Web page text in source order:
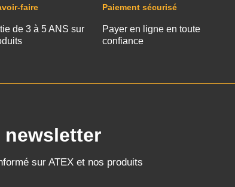
faire
de 3 à 5 ANS sur
Paiement sécurisé
Payer en ligne en toute
confiance
newsletter
sur ATEX et nos produits